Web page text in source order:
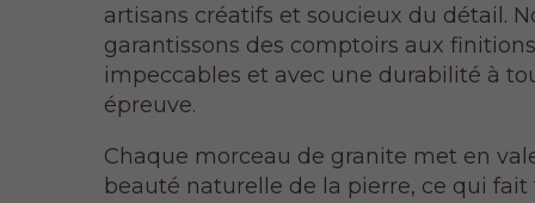
artisans créatifs et soucieux du détail.
garantissons des comptoirs aux finitions
impeccables et avec une durabilité à
épreuve.
Chaque morceau de granite met en
beauté naturelle de la pierre, ce qui fait